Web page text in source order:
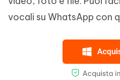
vocali su WhatsApp con